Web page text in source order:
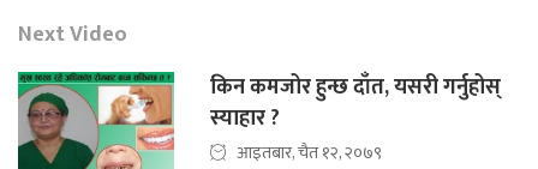
Next Video
किन कमजोर हुन्छ दाँत, यसरी गर्नुहोस्
स्याहार ?
आइतबार, चैत १२, २०७९